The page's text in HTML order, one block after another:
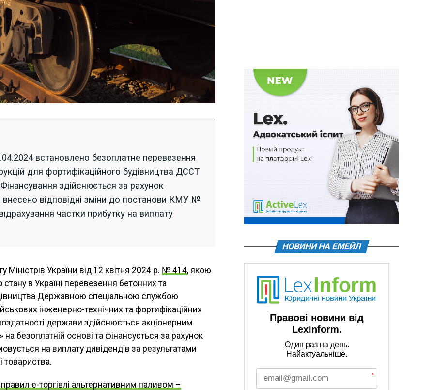
встановлено безоплатне перевезення
для фортифікаційного будівництва ДССТ
здійснюється за рахунок
внесено відповідні зміни до постанови КМУ №
частки прибутку на виплату
України від 12 квітня 2024 р. № 414, якою
в Україні перевезення бетонних та
Державною спеціальною службою
інженерно-технічних та фортифікаційних
держави здійснюється акціонерним
безоплатній основі та фінансується за рахунок
на виплату дивідендів за результатами
товариства.
е-торгівлі альтернативним паливом –
НОВИНИ НА ЕМЕЙЛ
Правові новини від
LexInform.
Один раз на день.
Найактуальніше.
*